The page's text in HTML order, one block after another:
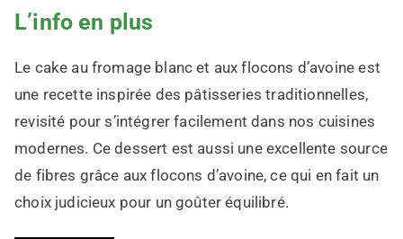
L’info en plus
Le cake au fromage blanc et aux flocons d’avoine est
une recette inspirée des pâtisseries traditionnelles,
revisité pour s’intégrer facilement dans nos cuisines
modernes. Ce dessert est aussi une excellente source
de fibres grâce aux flocons d’avoine, ce qui en fait un
choix judicieux pour un goûter équilibré.